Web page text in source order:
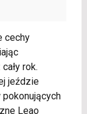
cechy
rok.
jeździe
Leao